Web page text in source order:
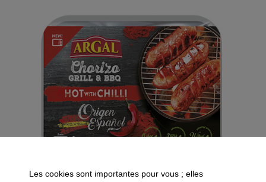
Les cookies sont importantes pour vous ; elles